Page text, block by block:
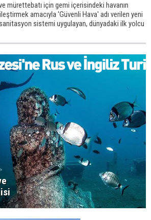
mürettebatı için gemi içerisindeki havanın
amacıyla 'Güvenli Hava' adı verilen yeni
sistemi uygulayan, dünyadaki ilk yolcu